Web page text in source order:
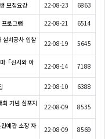
모집요강 22-08-23 6863
로그램 22-08-21 6514
설치공사 입찰
22-08-19 5645
「신사와 아
22-08-14 7188
22-08-10 6388
최 기념 심포지
22-08-09 8535
예관 소장 자
22-08-09 8569